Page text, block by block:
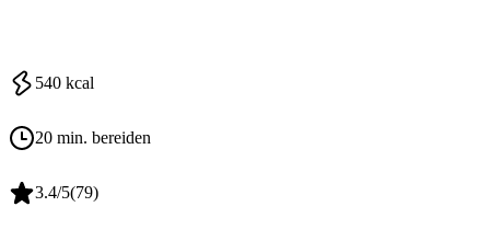
540 kcal
20 min. bereiden
3.4/5(79)